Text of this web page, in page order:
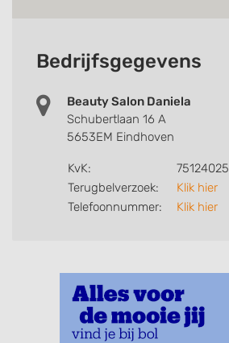
Bedrijfsgegevens
Beauty Salon Daniela
Schubertlaan 16 A
5653EM Eindhoven
KvK:
75124025
Terugbelverzoek:
Klik hier
Telefoonnummer:
Klik hier